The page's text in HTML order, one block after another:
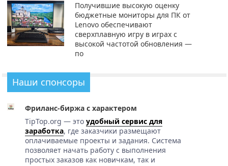
Получившие высокую оценку
бюджетные мониторы для ПК от
Lenovo обеспечивают
сверхплавную игру в играх с
высокой частотой обновления —
по
Наши спонсоры
Фриланс-биржа с характером
TipTop.org — это удобный сервис для
заработка, где заказчики размещают
оплачиваемые проекты и задания. Система
позволяет начать работу с выполнения
простых заказов как новичкам, так и